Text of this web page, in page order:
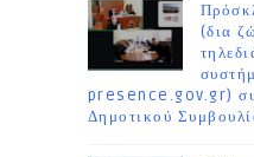
(δια
presence.gov.gr)
Δημοτικού